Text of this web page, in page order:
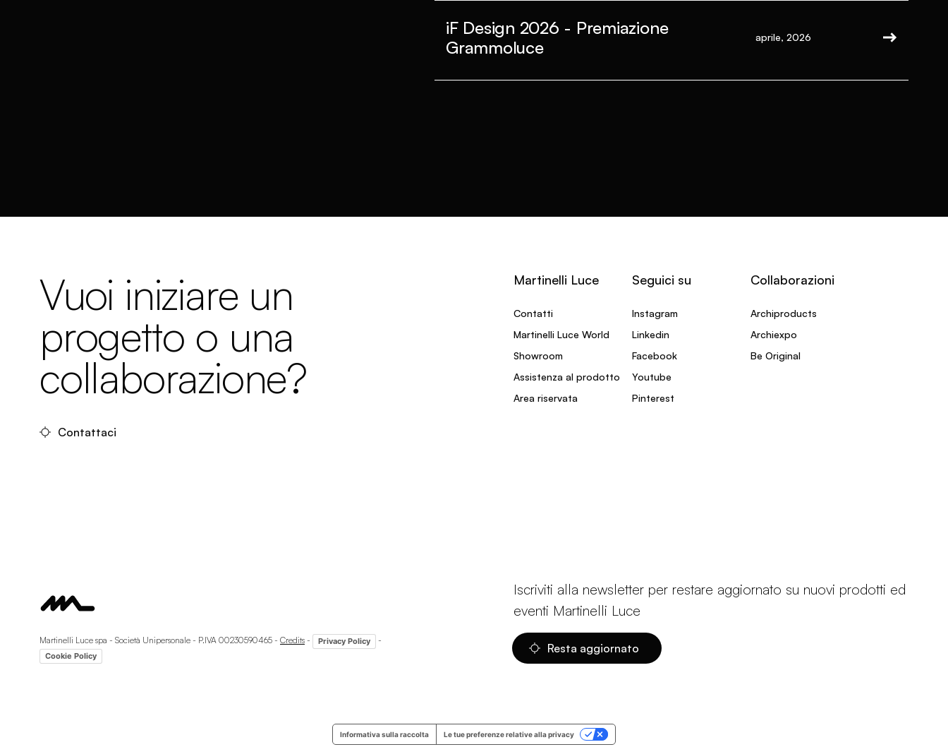
iF Design 2026 - Premiazione
Grammoluce
aprile, 2026
Vuoi iniziare un
progetto o una
collaborazione?
Contattaci
Martinelli Luce
Contatti
Martinelli Luce World
Showroom
Assistenza al prodotto
Area riservata
Seguici su
Instagram
Linkedin
Facebook
Youtube
Pinterest
Collaborazioni
Archiproducts
Archiexpo
Be Original
Iscriviti alla newsletter per restare aggiornato su nuovi prodotti ed
eventi Martinelli Luce
Resta aggiornato
Martinelli Luce spa - Società Unipersonale - P.IVA 00230590465 - Credits - Privacy Policy -
Cookie Policy
Informativa sulla raccolta Le tue preferenze relative alla privacy